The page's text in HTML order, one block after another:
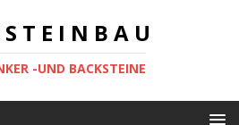
T E I N B A U
-UND BACKSTEINE